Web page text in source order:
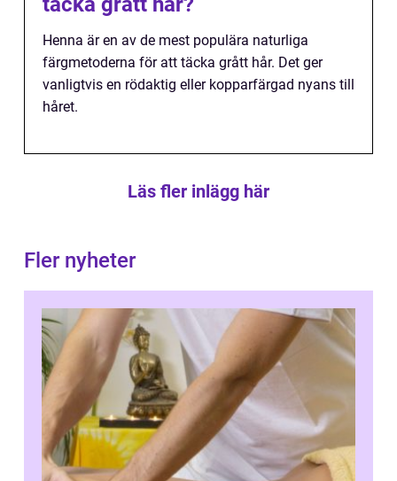
Henna är en av de mest populära naturliga
färgmetoderna för att täcka grått hår. Det ger
vanligtvis en rödaktig eller kopparfärgad nyans till
håret.
Läs fler inlägg här
Fler nyheter